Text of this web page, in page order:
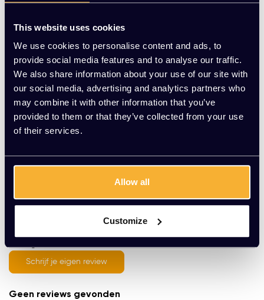
This website uses cookies
We use cookies to personalise content and ads, to
provide social media features and to analyse our traffic.
We also share information about your use of our site with
our social media, advertising and analytics partners who
may combine it with other information that you’ve
provided to them or that they’ve collected from your use
of their services.
Allow all
Customize
Toevoegen aan winkelwagen
Vraag jouw persoonlijke aanbieding aan
Gratis montage
Vrijblijvende offerte
Wat onze klanten zeggen
Schrijf je eigen review
Geen reviews gevonden